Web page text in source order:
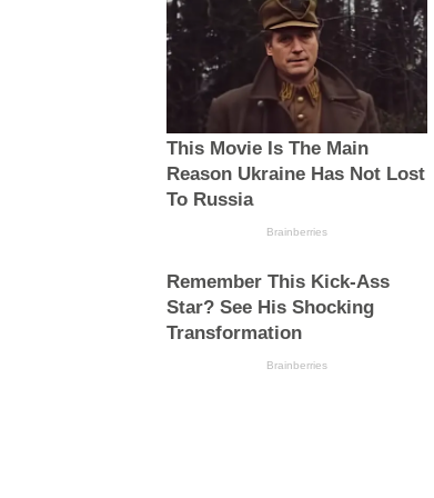
This Movie Is The Main
Reason Ukraine Has Not Lost
To Russia
Brainberries
Remember This Kick-Ass
Star? See His Shocking
Transformation
Brainberries